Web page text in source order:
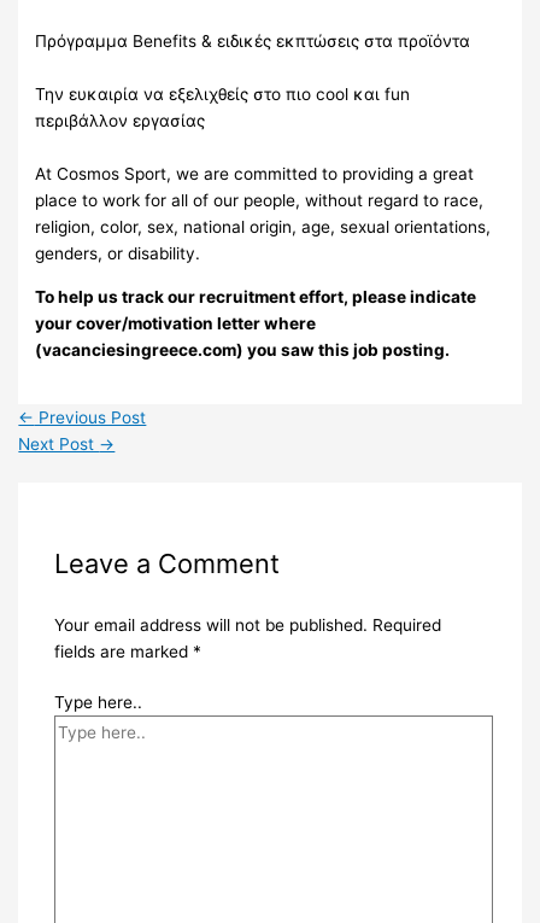
Πρόγραμμα Benefits & ειδικές εκπτώσεις στα προϊόντα
Την ευκαιρία να εξελιχθείς στο πιο cool και fun
περιβάλλον εργασίας
At Cosmos Sport, we are committed to providing a great
place to work for all of our people, without regard to race,
religion, color, sex, national origin, age, sexual orientations,
genders, or disability.
To help us track our recruitment effort, please indicate
your cover/motivation letter where
(vacanciesingreece.com) you saw this job posting.
← Previous Post
Next Post →
Leave a Comment
Your email address will not be published. Required
fields are marked *
Type here..